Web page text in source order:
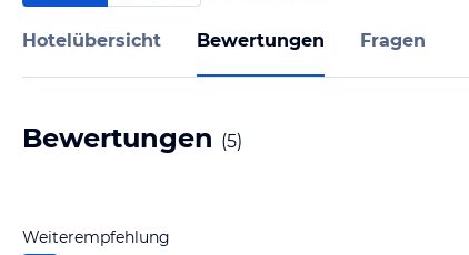
Hotelübersicht Bewertungen Fragen
Bewertungen (5)
Weiterempfehlung